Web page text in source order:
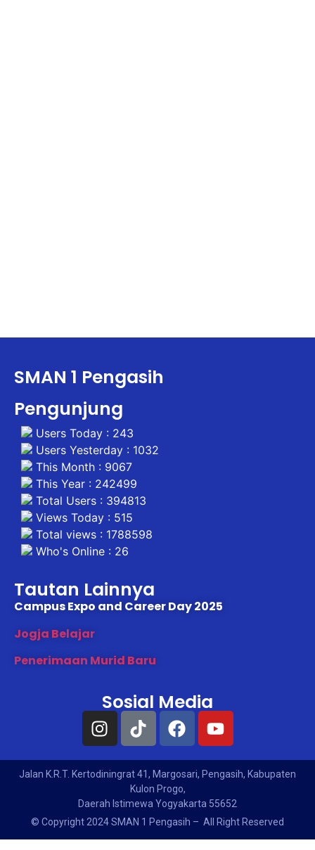
SMAN 1 Pengasih
Pengunjung
Users Today : 243
Users Yesterday : 1032
This Month : 9067
This Year : 242499
Total Users : 394813
Views Today : 515
Total views : 1788598
Who's Online : 26
Tautan Lainnya
Campus Expo and Career Day 2025
Jogja Belajar
Penerimaan Murid Baru
Sosial Media
Jalan K.R.T. Kertodiningrat 41, Margosari, Pengasih, Kabupaten
Kulon Progo,
Daerah Istimewa Yogyakarta 55652
© Copyright 2024 SMAN 1 Pengasih – All Right Reserved